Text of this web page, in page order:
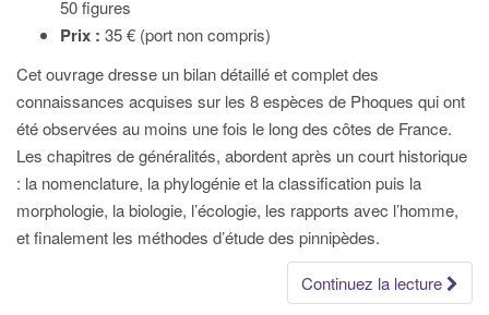
50 figures
Prix : 35 € (port non compris)
Cet ouvrage dresse un bilan détaillé et complet des
connaissances acquises sur les 8 espèces de Phoques qui ont
été observées au moins une fois le long des côtes de France.
Les chapitres de généralités, abordent après un court historique
: la nomenclature, la phylogénie et la classification puis la
morphologie, la biologie, l’écologie, les rapports avec l’homme,
et finalement les méthodes d’étude des pinnipèdes.
Continuez la lecture